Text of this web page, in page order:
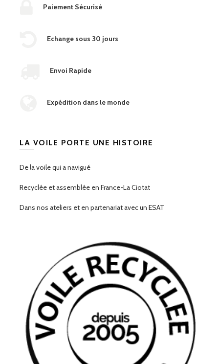
Paiement Sécurisé
Echange sous 30 jours
Envoi Rapide
Expédition dans le monde
LA VOILE PORTE UNE HISTOIRE
De la voile qui a navigué
Recyclée et assemblée en France-La Ciotat
Dans nos ateliers et en partenariat avec un ESAT